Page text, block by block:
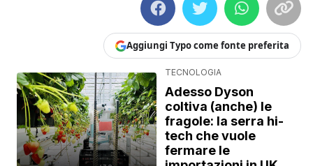
Aggiungi Typo come fonte preferita
TECNOLOGIA
Adesso Dyson
coltiva (anche) le
fragole: la serra hi-
tech che vuole
fermare le